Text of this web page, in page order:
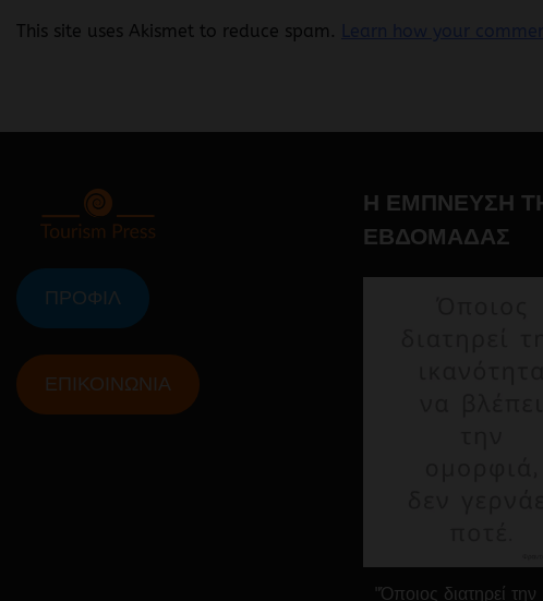
This site uses Akismet to reduce spam.
ΠΡΟΦΙΛ
ΕΠΙΚΟΙΝΩΝΙΑ
Η ΕΜΠΝΕΥΣΗ
ΕΒΔΟΜΑΔΑΣ
"Όποιος διατηρεί την